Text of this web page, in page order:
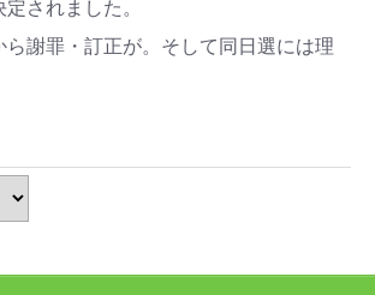
されました。
ら謝罪・訂正が。そして同日選には理